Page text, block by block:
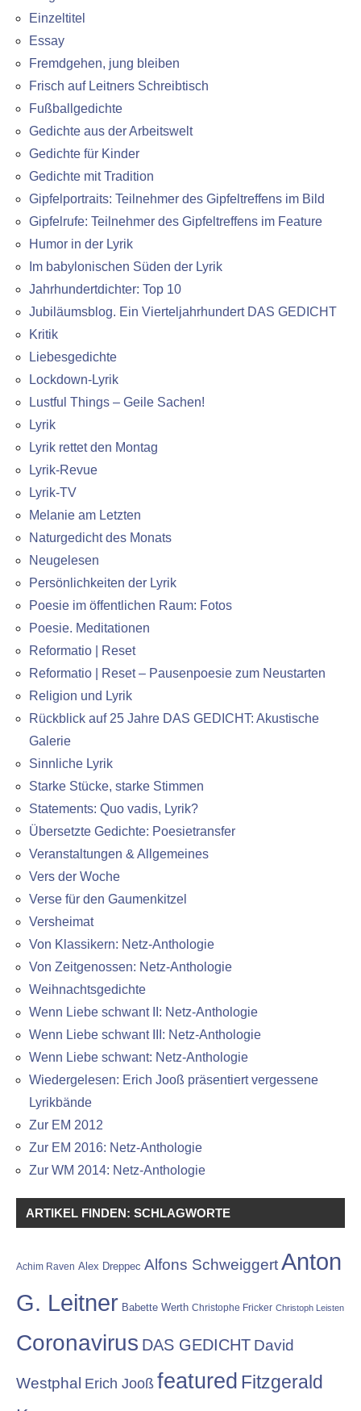
Einzeltitel
Essay
Fremdgehen, jung bleiben
Frisch auf Leitners Schreibtisch
Fußballgedichte
Gedichte aus der Arbeitswelt
Gedichte für Kinder
Gedichte mit Tradition
Gipfelportraits: Teilnehmer des Gipfeltreffens im Bild
Gipfelrufe: Teilnehmer des Gipfeltreffens im Feature
Humor in der Lyrik
Im babylonischen Süden der Lyrik
Jahrhundertdichter: Top 10
Jubiläumsblog. Ein Vierteljahrhundert DAS GEDICHT
Kritik
Liebesgedichte
Lockdown-Lyrik
Lustful Things – Geile Sachen!
Lyrik
Lyrik rettet den Montag
Lyrik-Revue
Lyrik-TV
Melanie am Letzten
Naturgedicht des Monats
Neugelesen
Persönlichkeiten der Lyrik
Poesie im öffentlichen Raum: Fotos
Poesie. Meditationen
Reformatio | Reset
Reformatio | Reset – Pausenpoesie zum Neustarten
Religion und Lyrik
Rückblick auf 25 Jahre DAS GEDICHT: Akustische
Galerie
Sinnliche Lyrik
Starke Stücke, starke Stimmen
Statements: Quo vadis, Lyrik?
Übersetzte Gedichte: Poesietransfer
Veranstaltungen & Allgemeines
Vers der Woche
Verse für den Gaumenkitzel
Versheimat
Von Klassikern: Netz-Anthologie
Von Zeitgenossen: Netz-Anthologie
Weihnachtsgedichte
Wenn Liebe schwant II: Netz-Anthologie
Wenn Liebe schwant III: Netz-Anthologie
Wenn Liebe schwant: Netz-Anthologie
Wiedergelesen: Erich Jooß präsentiert vergessene
Lyrikbände
Zur EM 2012
Zur EM 2016: Netz-Anthologie
Zur WM 2014: Netz-Anthologie
ARTIKEL FINDEN: SCHLAGWORTE
Achim Raven Alex Dreppec Alfons SchweiggertAnton
G. Leitner Babette Werth Christophe Fricker Christoph Leisten
Coronavirus DAS GEDICHT David
Westphal Erich Jooß featured Fitzgerald